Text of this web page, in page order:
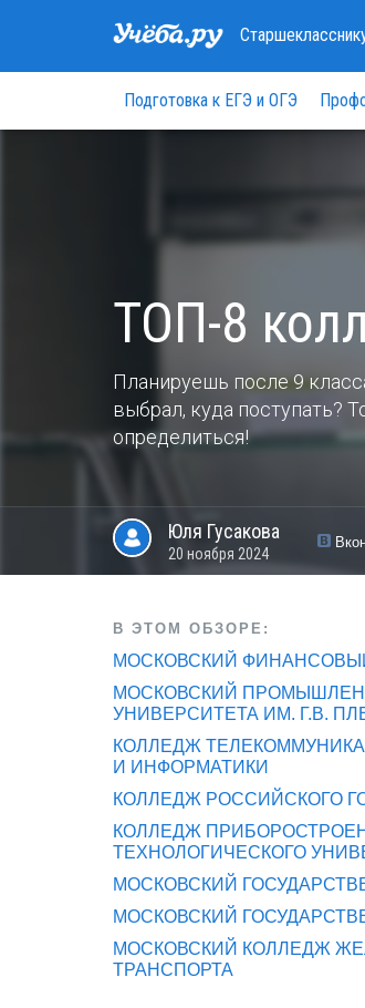
Подготовка к ЕГЭ и ОГЭ
ТОП-8
Планируешь после 9
выбрал, куда поступать?
определиться!
Юля Гусакова
20 ноября 2024
В ЭТОМ ОБЗОРЕ:
МОСКОВСКИЙ
МОСКОВСКИЙ
УНИВЕРСИТЕТА ИМ. Г.В.
КОЛЛЕДЖ
И ИНФОРМАТИКИ
КОЛЛЕДЖ РОССИЙСКОГО
КОЛЛЕДЖ
ТЕХНОЛОГИЧЕСКОГО
МОСКОВСКИЙ
МОСКОВСКИЙ
МОСКОВСКИЙ КОЛЛЕДЖ
ТРАНСПОРТА